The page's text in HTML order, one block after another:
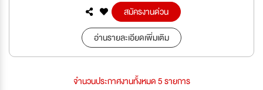
สมัครงานด่วน
อ่านรายละเอียดเพิ่มเติม
จำนวนประกาศงานทั้งหมด 5 รายการ